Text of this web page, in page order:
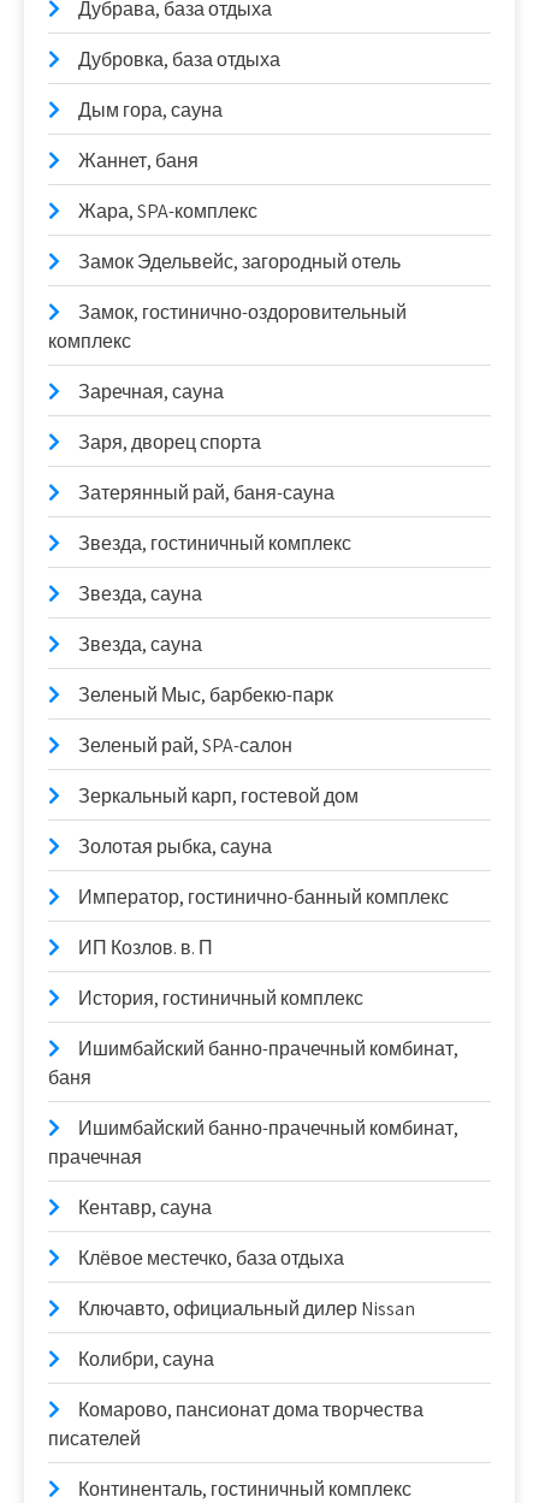
Дубрава, база отдыха
Дубровка, база отдыха
Дым гора, сауна
Жаннет, баня
Жара, SPA-комплекс
Замок Эдельвейс, загородный отель
Замок, гостинично-оздоровительный
комплекс
Заречная, сауна
Заря, дворец спорта
Затерянный рай, баня-сауна
Звезда, гостиничный комплекс
Звезда, сауна
Звезда, сауна
Зеленый Мыс, барбекю-парк
Зеленый рай, SPA-салон
Зеркальный карп, гостевой дом
Золотая рыбка, сауна
Император, гостинично-банный комплекс
ИП Козлов. в. П
История, гостиничный комплекс
Ишимбайский банно-прачечный комбинат,
баня
Ишимбайский банно-прачечный комбинат,
прачечная
Кентавр, сауна
Клёвое местечко, база отдыха
Ключавто, официальный дилер Nissan
Колибри, сауна
Комарово, пансионат дома творчества
писателей
Континенталь, гостиничный комплекс